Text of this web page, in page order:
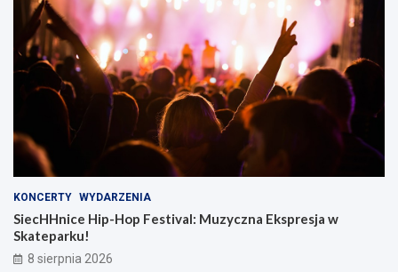
KONCERTY WYDARZENIA
SiecHHnice Hip-Hop Festival: Muzyczna Ekspresja w
Skateparku!
8 sierpnia 2026